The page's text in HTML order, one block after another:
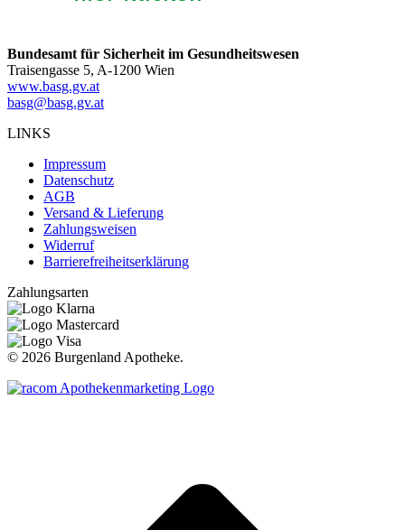
Bundesamt für Sicherheit im Gesundheitswesen
Traisengasse 5, A-1200 Wien
www.basg.gv.at
basg@basg.gv.at
LINKS
Impressum
Datenschutz
AGB
Versand & Lieferung
Zahlungsweisen
Widerruf
Barrierefreiheitserklärung
Zahlungsarten
© 2026 Burgenland Apotheke.